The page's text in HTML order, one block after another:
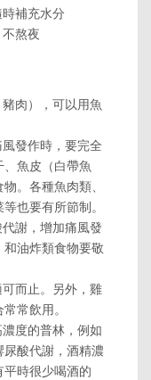
補充水分
熬夜
肉），可以用魚
發作時，要完全
魚皮（白帶魚
。各種魚肉類、
也要有所節制。
謝，增加痛風發
油炸類食物要敬
而止。另外，雞
常飲用。
度的普林，例如
酸代謝，酒精濃
時很少喝酒的